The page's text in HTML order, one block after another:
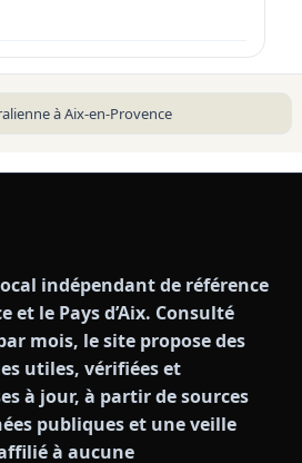
à Aix-en-Provence
indépendant de référence
et le Pays d’Aix. Consulté
mois, le site propose des
utiles, vérifiées et
à jour, à partir de sources
publiques et une veille
à aucune